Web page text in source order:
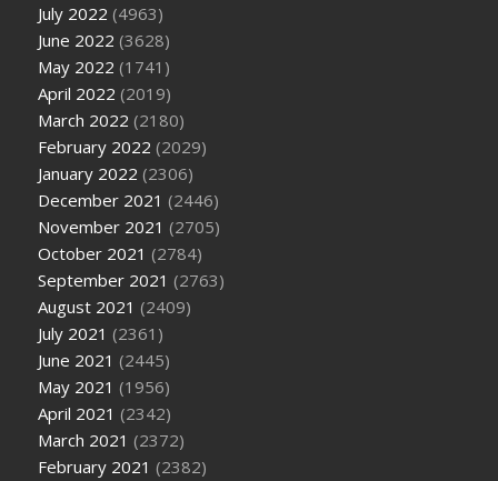
July 2022 (4963)
June 2022 (3628)
May 2022 (1741)
April 2022 (2019)
March 2022 (2180)
February 2022 (2029)
January 2022 (2306)
December 2021 (2446)
November 2021 (2705)
October 2021 (2784)
September 2021 (2763)
August 2021 (2409)
July 2021 (2361)
June 2021 (2445)
May 2021 (1956)
April 2021 (2342)
March 2021 (2372)
February 2021 (2382)